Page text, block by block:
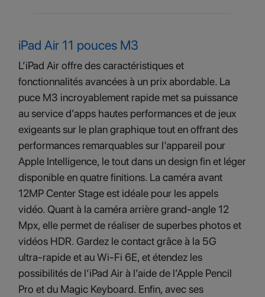
iPad Air 11 pouces M3
L’iPad Air offre des caractéristiques et
fonctionnalités avancées à un prix abordable. La
puce M3 incroyablement rapide met sa puissance
au service d’apps hautes performances et de jeux
exigeants sur le plan graphique tout en offrant des
performances remarquables sur l’appareil pour
Apple Intelligence, le tout dans un design fin et léger
disponible en quatre finitions. La caméra avant
12MP Center Stage est idéale pour les appels
vidéo. Quant à la caméra arrière grand‑angle 12
Mpx, elle permet de réaliser de superbes photos et
vidéos HDR. Gardez le contact grâce à la 5G
ultra‑rapide et au Wi‑Fi 6E, et étendez les
possibilités de l’iPad Air à l’aide de l’Apple Pencil
Pro et du Magic Keyboard. Enfin, avec ses